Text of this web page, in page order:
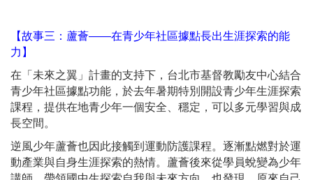
【故事三：蘆薈——在青少年社區據點長出生涯探索的能
力】
在「未來之翼」計畫的支持下，台北市基督教勵友中心結合
青少年社區據點功能，於去年暑期特別開設青少年生涯探索
課程，提供在地青少年一個安全、穩定，可以多元學習與成
長空間。
逆風少年蘆薈也因此接觸到運動防護課程。逐漸點燃對於運
動產業與自身生涯探索的熱情。蘆薈後來從學員蛻變為少年